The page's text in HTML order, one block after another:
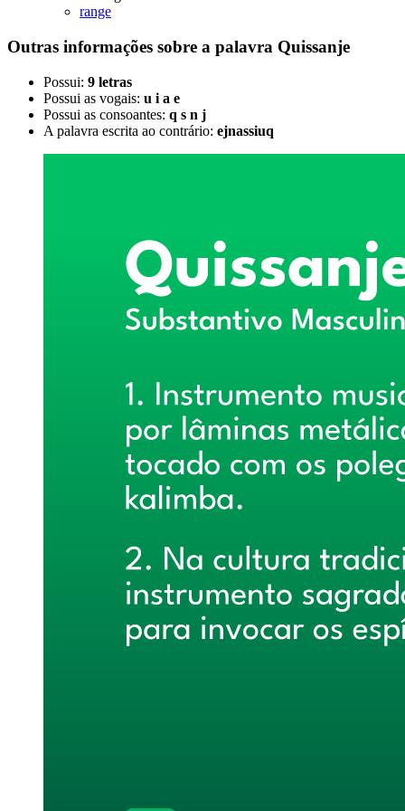
range
Outras informações sobre a palavra Quissanje
Possui: 9 letras
Possui as vogais: u i a e
Possui as consoantes: q s n j
A palavra escrita ao contrário: ejnassiuq